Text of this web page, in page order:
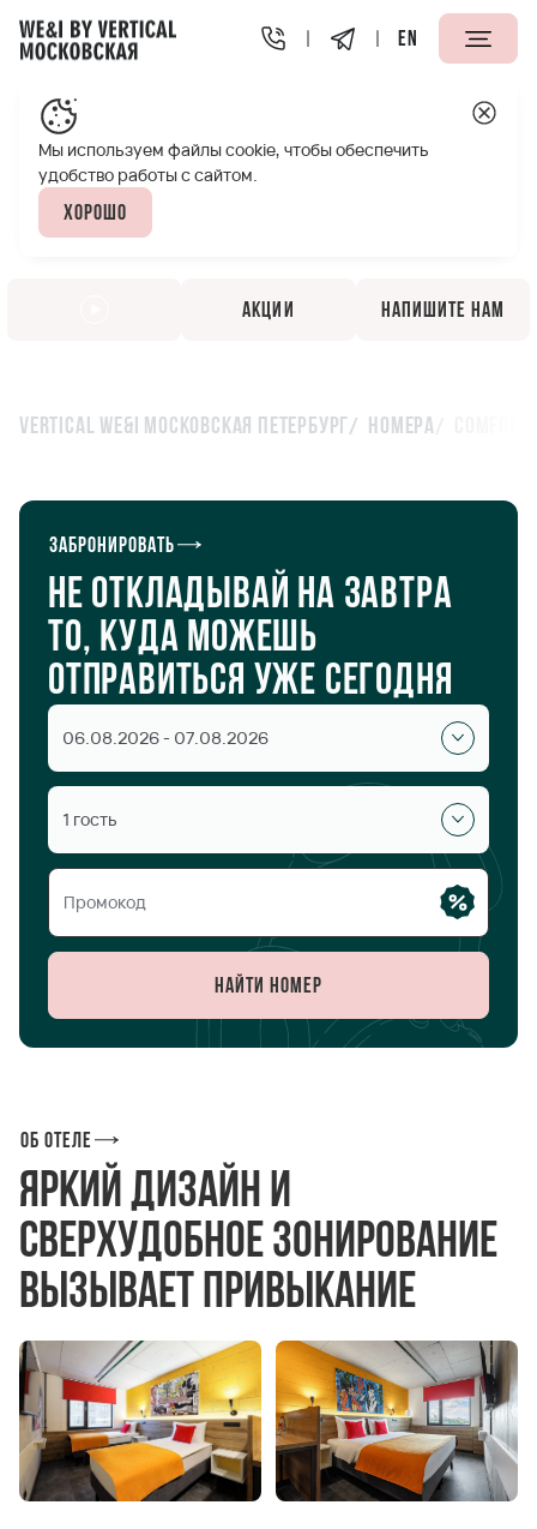
EN
Vertical We&I Московская Петербург Номера
Забронировать
Не откладывай на завтра
то, куда можешь
отправиться уже сегодня
06.08.2026 - 07.08.2026
1 гость
Найти номер
Об отеле
Яркий дизайн и
сверхудобное зонирование
вызывает привыкание
Мы используем файлы cookie, чтобы обеспечить
удобство работы с сайтом.
Хорошо
Акции Напишите нам